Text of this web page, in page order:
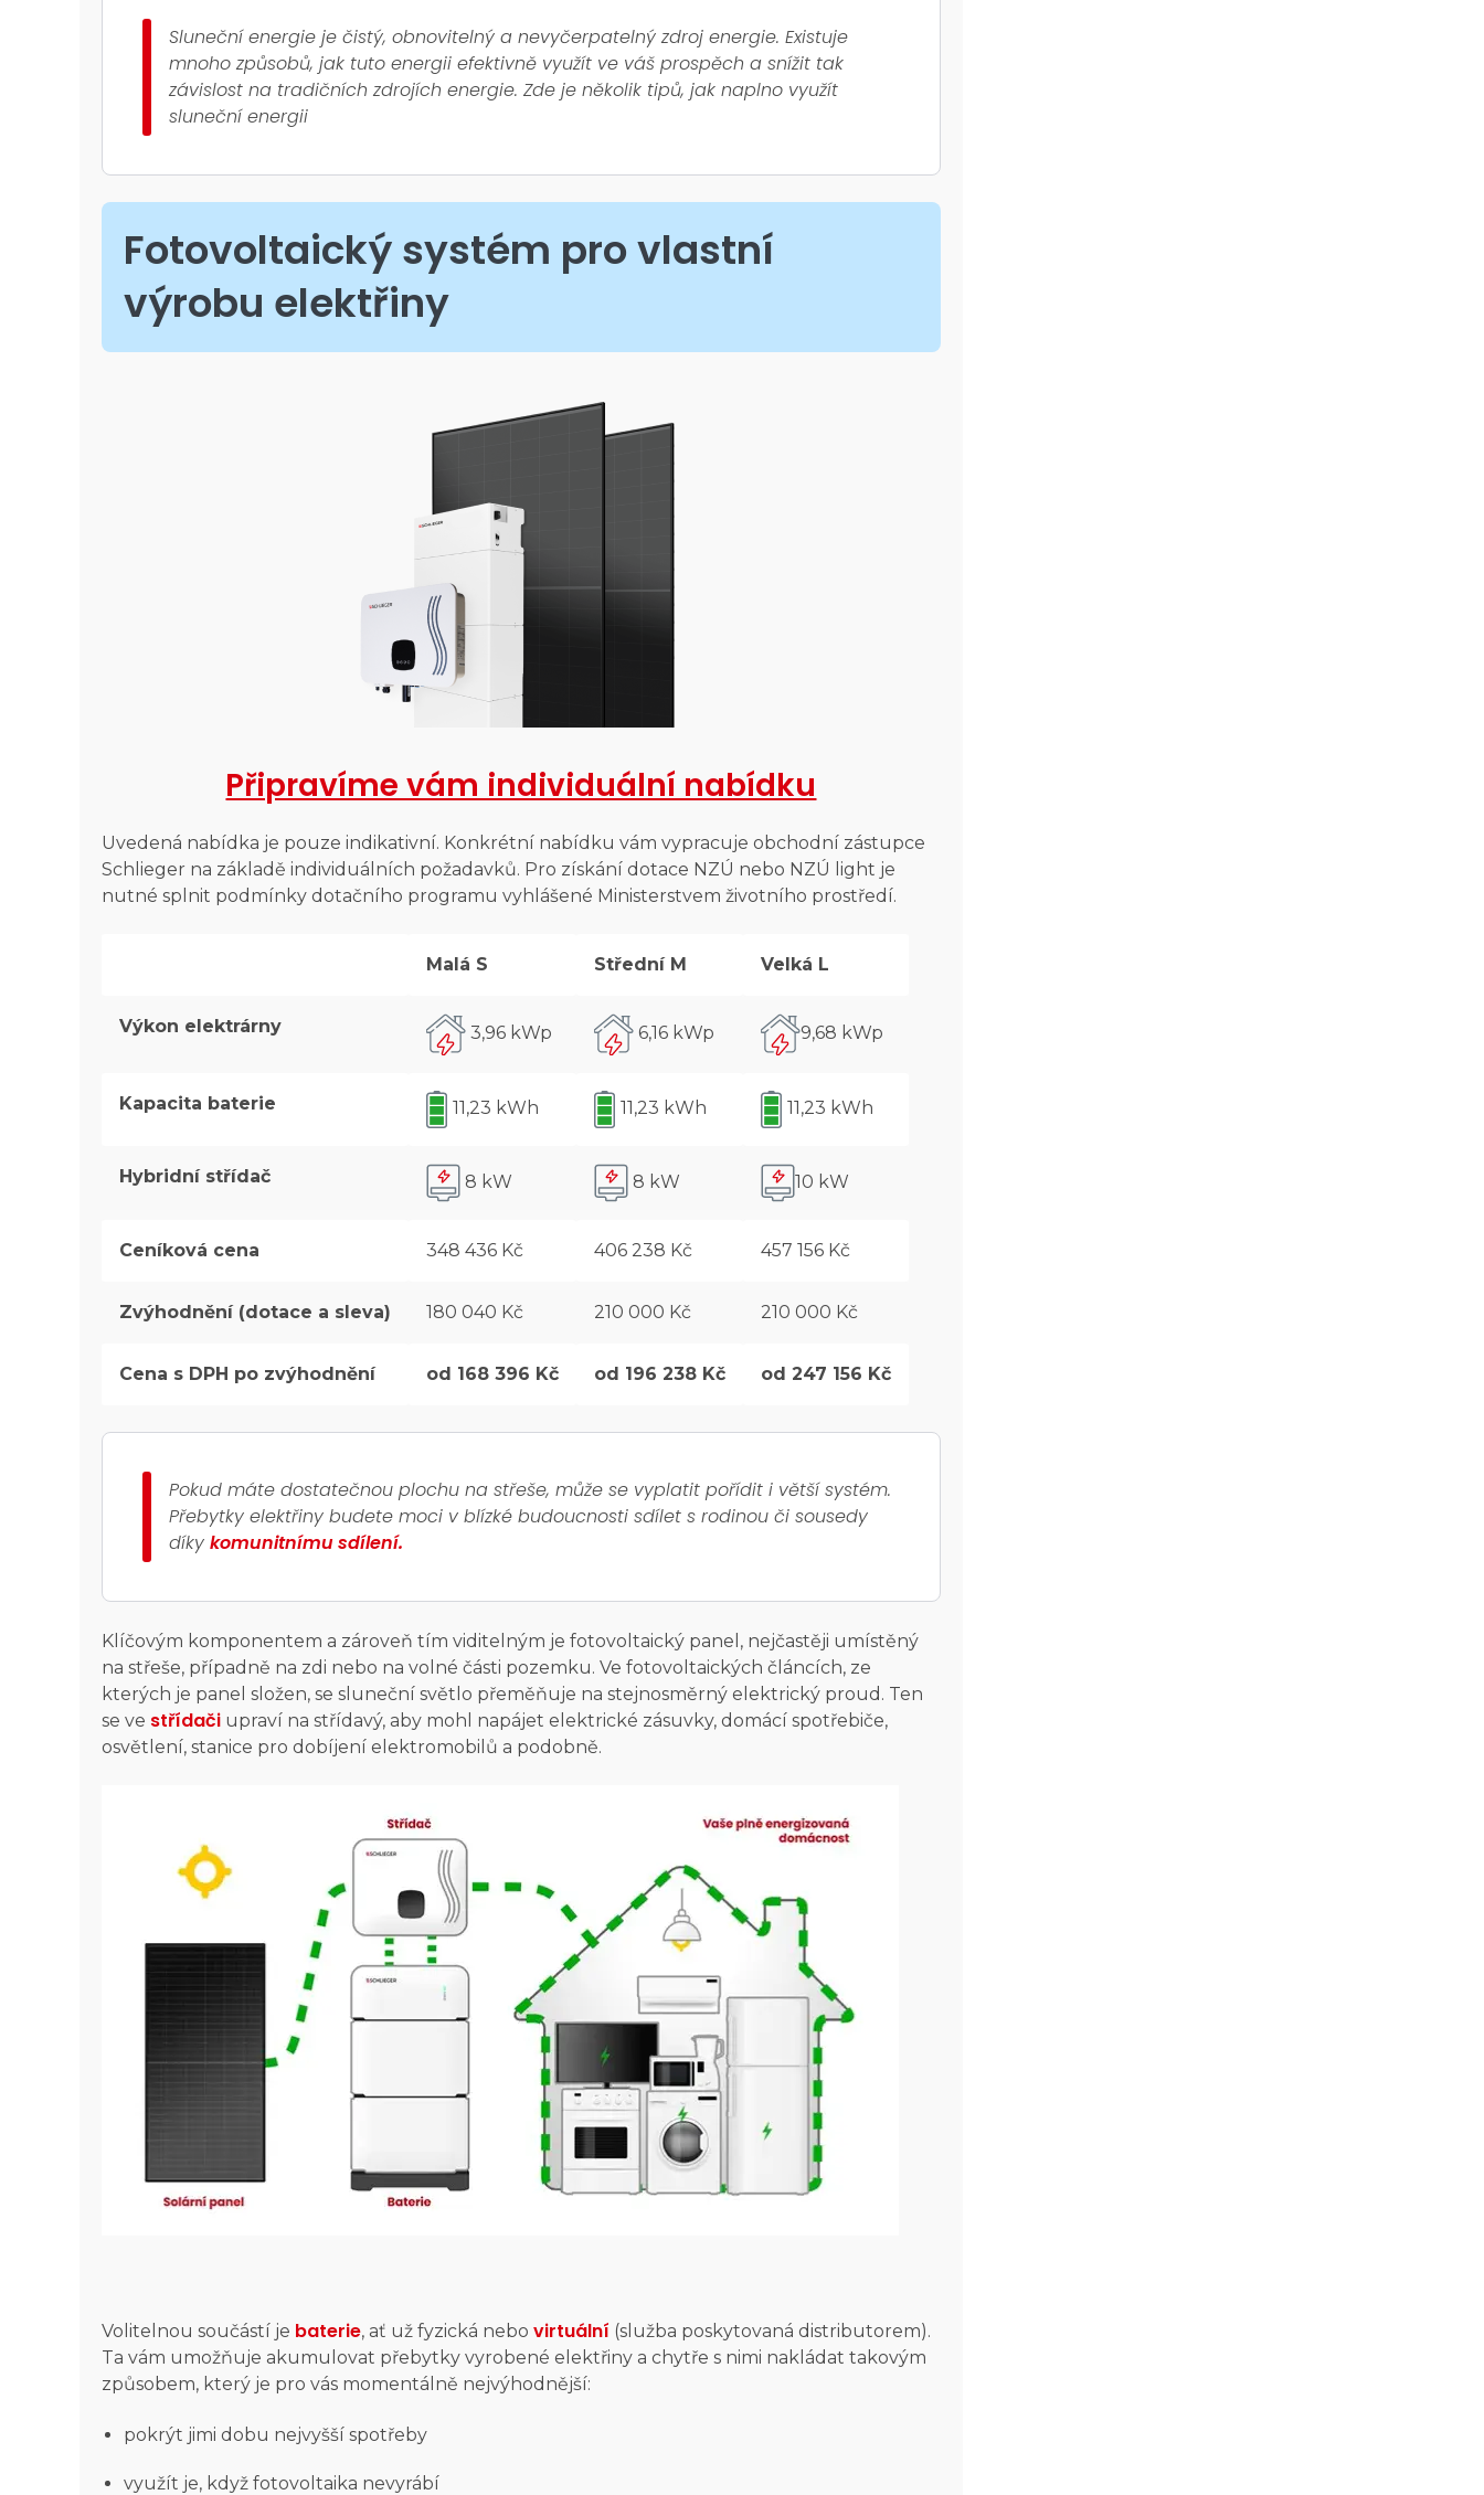
Sluneční energie je čistý, obnovitelný a nevyčerpatelný zdroj energie. Existuje
mnoho způsobů, jak tuto energii efektivně využít ve váš prospěch a snížit tak
závislost na tradičních zdrojích energie. Zde je několik tipů, jak naplno využít
sluneční energii
Fotovoltaický systém pro vlastní
výrobu elektřiny
Připravíme vám individuální nabídku
Uvedená nabídka je pouze indikativní. Konkrétní nabídku vám vypracuje obchodní zástupce
Schlieger na základě individuálních požadavků. Pro získání dotace NZÚ nebo NZÚ light je
nutné splnit podmínky dotačního programu vyhlášené Ministerstvem životního prostředí.
Malá S Střední M Velká L
Výkon elektrárny 3,96 kWp 6,16 kWp 9,68 kWp
Kapacita baterie 11,23 kWh 11,23 kWh 11,23 kWh
Hybridní střídač 8 kW 8 kW 10 kW
Ceníková cena 348 436 Kč 406 238 Kč 457 156 Kč
Zvýhodnění (dotace a sleva) 180 040 Kč 210 000 Kč 210 000 Kč
Cena s DPH po zvýhodnění od 168 396 Kč od 196 238 Kč od 247 156 Kč
Pokud máte dostatečnou plochu na střeše, může se vyplatit pořídit i větší systém.
Přebytky elektřiny budete moci v blízké budoucnosti sdílet s rodinou či sousedy
díky komunitnímu sdílení.
Klíčovým komponentem a zároveň tím viditelným je fotovoltaický panel, nejčastěji umístěný
na střeše, případně na zdi nebo na volné části pozemku. Ve fotovoltaických článcích, ze
kterých je panel složen, se sluneční světlo přeměňuje na stejnosměrný elektrický proud. Ten
se ve střídači upraví na střídavý, aby mohl napájet elektrické zásuvky, domácí spotřebiče,
osvětlení, stanice pro dobíjení elektromobilů a podobně.
Volitelnou součástí je baterie, ať už fyzická nebo virtuální (služba poskytovaná distributorem).
Ta vám umožňuje akumulovat přebytky vyrobené elektřiny a chytře s nimi nakládat takovým
způsobem, který je pro vás momentálně nejvýhodnější:
pokrýt jimi dobu nejvyšší spotřeby
využít je, když fotovoltaika nevyrábí